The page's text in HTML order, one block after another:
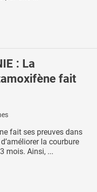
: La
fait
fait ses preuves dans
la courbure
mois. Ainsi, ...